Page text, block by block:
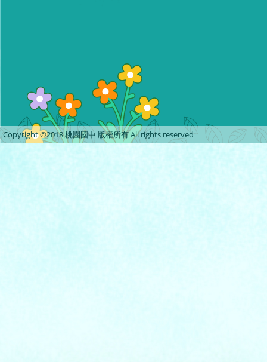
Copyright ©2018 桃園國中 版權所有 All rights reserved